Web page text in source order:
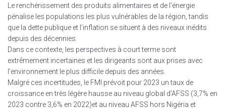
Le renchérissement des produits alimentaires et de l’énergie
pénalise les populations les plus vulnérables de la région, tandis
que la dette publique et l’inflation se situent à des niveaux inédits
depuis des décennies.
Dans ce contexte, les perspectives à court terme sont
extrêmement incertaines et les dirigeants sont aux prises avec
l’environnement le plus difficile depuis des années.
Malgré ces incertitudes, le FMI prévoit pour 2023 un taux de
croissance en très légère hausse au niveau global d’AFSS (3,7% en
2023 contre 3,6% en 2022)et au niveau AFSS hors Nigéria et